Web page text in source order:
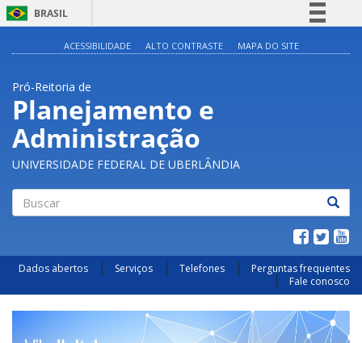
BRASIL
Acesso à informação
ACESSIBILIDADE ALTO CONTRASTE MAPA DO SITE
Pró-Reitoria de
Planejamento e
Administração
UNIVERSIDADE FEDERAL DE UBERLÂNDIA
Dados abertos Serviços Telefones
Perguntas frequentes
Fale conosco